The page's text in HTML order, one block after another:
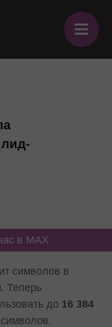
≡
в MAX
символов в
Теперь
до 16 384
символов.